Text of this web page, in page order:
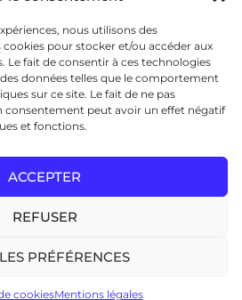
nous utilisons des
pour stocker et/ou accéder aux
Le fait de consentir à ces technologies
données telles que le comportement
sur ce site. Le fait de ne pas
consentement peut avoir un effet négatif
et fonctions.
ACCEPTER
REFUSER
PRÉFÉRENCES
cookiesMentions légales
CPTS du Choletais, Tous droits
Edwina RABOT